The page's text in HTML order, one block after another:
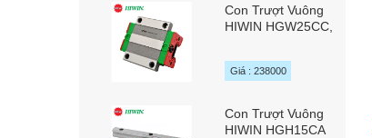
Con Trượt Vuông
HIWIN HGW25CC,
HGW25SC
Giá : 238000
Con Trượt Vuông
HIWIN HGH15CA